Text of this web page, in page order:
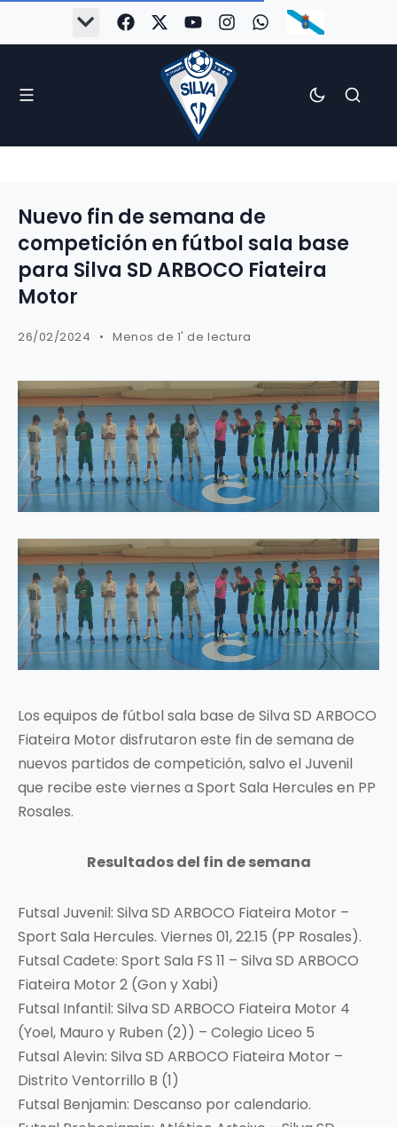
Nuevo fin de semana de
competición en fútbol sala base
para Silva SD ARBOCO Fiateira
Motor
26/02/2024 Menos de 1' de lectura
Los equipos de fútbol sala base de Silva SD ARBOCO
Fiateira Motor disfrutaron este fin de semana de
nuevos partidos de competición, salvo el Juvenil
que recibe este viernes a Sport Sala Hercules en PP
Rosales.
Resultados del fin de semana
Futsal Juvenil: Silva SD ARBOCO Fiateira Motor –
Sport Sala Hercules. Viernes 01, 22.15 (PP Rosales).
Futsal Cadete: Sport Sala FS 11 – Silva SD ARBOCO
Fiateira Motor 2 (Gon y Xabi)
Futsal Infantil: Silva SD ARBOCO Fiateira Motor 4
(Yoel, Mauro y Ruben (2)) – Colegio Liceo 5
Futsal Alevin: Silva SD ARBOCO Fiateira Motor –
Distrito Ventorrillo B (1)
Futsal Benjamin: Descanso por calendario.